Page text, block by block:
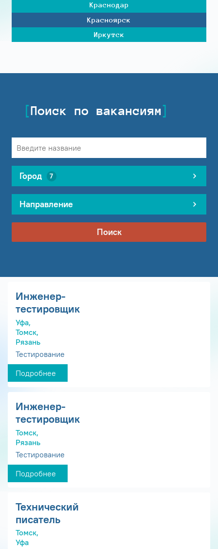
Краснодар
Красноярск
Иркутск
Поиск по вакансиям
Город 7
Направление
Поиск
Инженер-
тестировщик
Уфа,
Томск,
Рязань
Тестирование
Подробнее
Инженер-
тестировщик
Томск,
Рязань
Тестирование
Подробнее
Технический
писатель
Томск,
Уфа